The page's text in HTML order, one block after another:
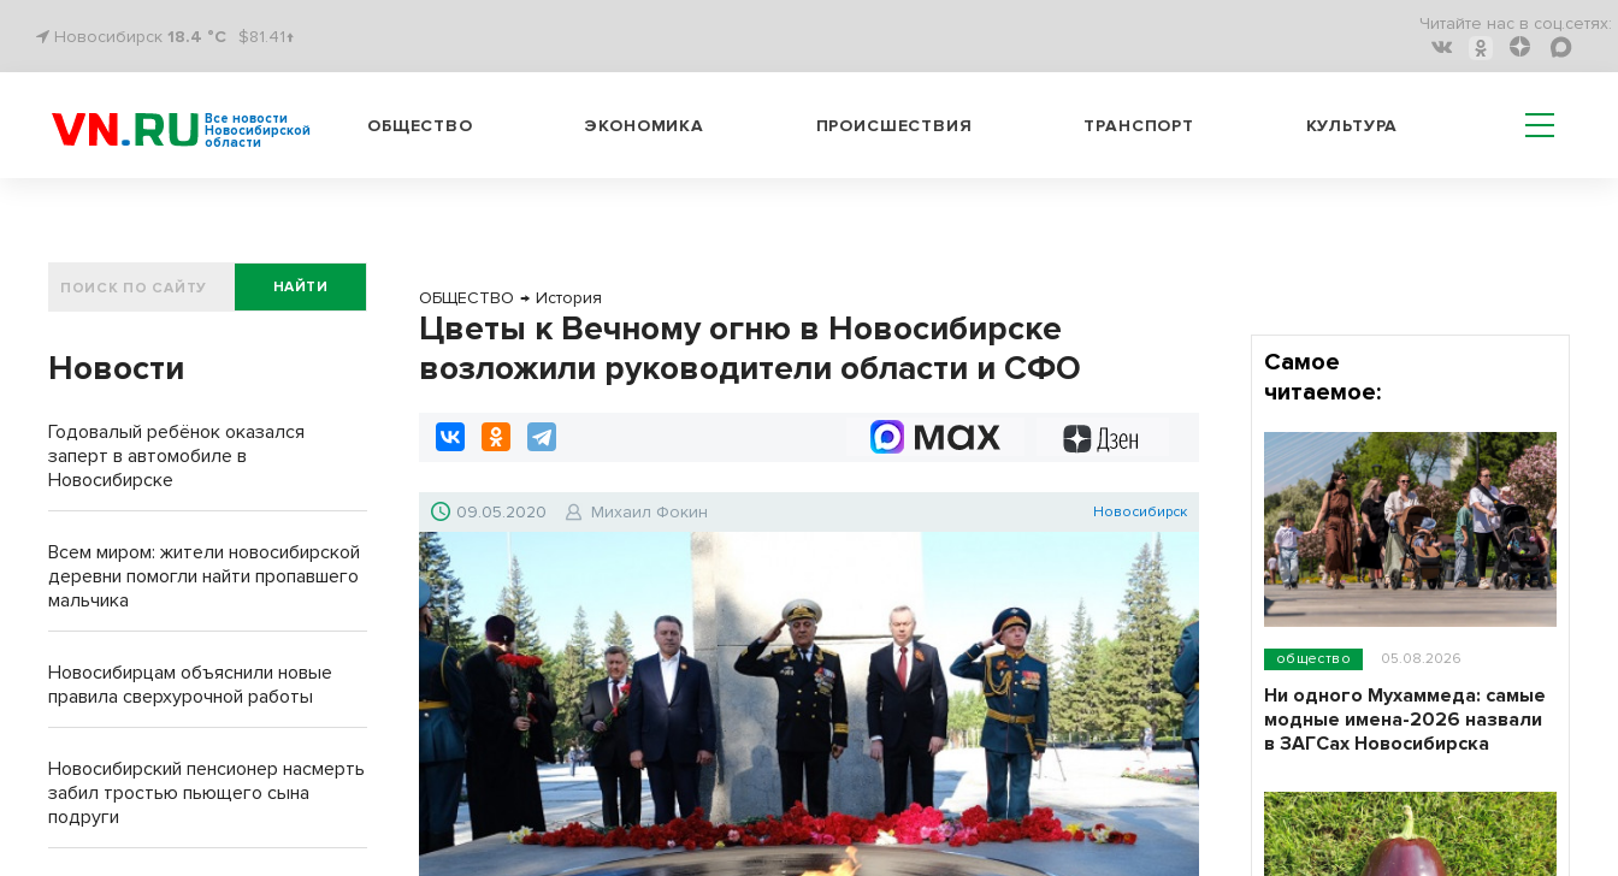
Новосибирск 18.4 °C $81.41↑
Читайте нас в соц.сетях:
Все новости
Новосибирской
области
ОБЩЕСТВО ЭКОНОМИКА ПРОИСШЕСТВИЯ ТРАНСПОРТ КУЛЬТУРА
ОБЩЕСТВО → История
Цветы к Вечному огню в Новосибирске
возложили руководители области и СФО
09.05.2020 Михаил Фокин Новосибирск
НАЙТИ
Новости
Годовалый ребёнок оказался
заперт в автомобиле в
Новосибирске
Всем миром: жители новосибирской
деревни помогли найти пропавшего
мальчика
Новосибирцам объяснили новые
правила сверхурочной работы
Новосибирский пенсионер насмерть
забил тростью пьющего сына
подруги
Самое
читаемое:
общество 05.08.2026
Ни одного Мухаммеда: самые
модные имена-2026 назвали
в ЗАГСах Новосибирска